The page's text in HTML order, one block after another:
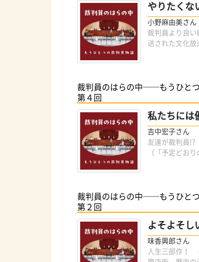
やりたくな
小野麻由美さん
裁判員より良
送された文化
裁判員のはらの中──もうひと
第４回
私たちには
吉中宏子さん
友達が裁判員
（「予定どお
裁判員のはらの中──もうひと
第２回
よそよそし
味香興郎さん
人生三部作！